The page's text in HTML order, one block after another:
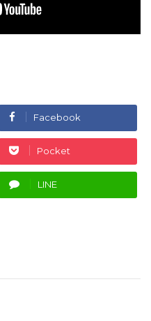
Facebook
Pocket
LINE